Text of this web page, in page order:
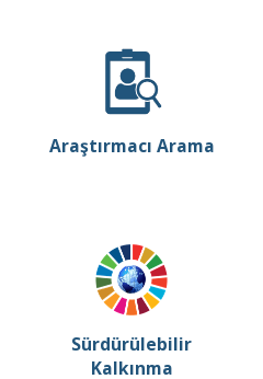
Araştırmacı Arama
Sürdürülebilir
Kalkınma